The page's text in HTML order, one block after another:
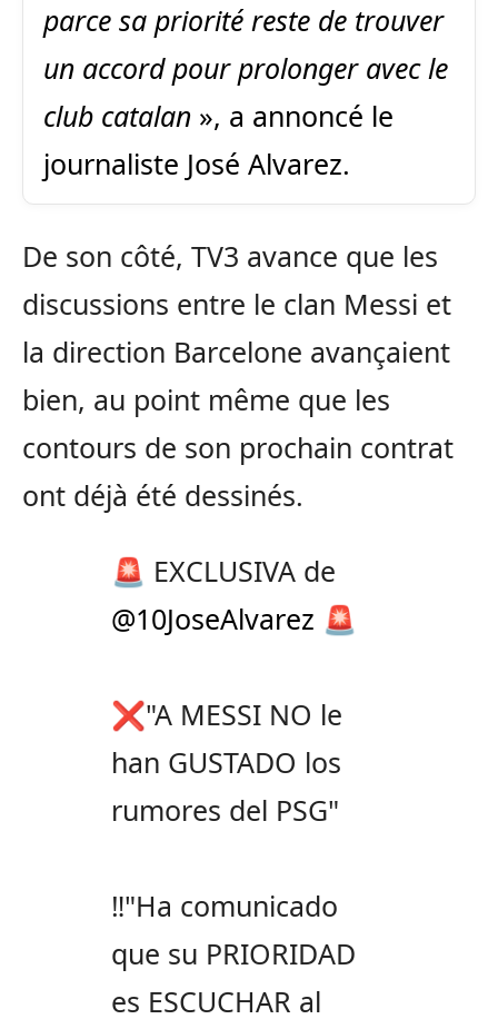
parce sa priorité reste de trouver
un accord pour prolonger avec le
club catalan », a annoncé le
journaliste José Alvarez.
De son côté, TV3 avance que les
discussions entre le clan Messi et
la direction Barcelone avançaient
bien, au point même que les
contours de son prochain contrat
ont déjà été dessinés.
🚨 EXCLUSIVA de
@10JoseAlvarez 🚨
❌"A MESSI NO le
han GUSTADO los
rumores del PSG"
‼️"Ha comunicado
que su PRIORIDAD
es ESCUCHAR al